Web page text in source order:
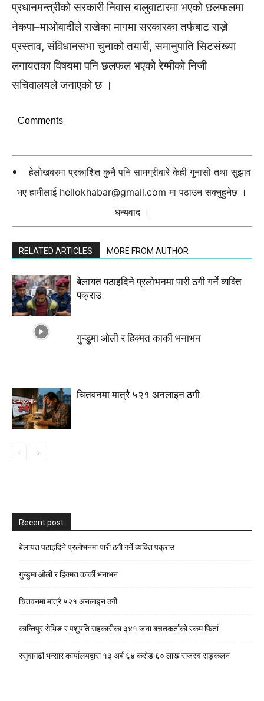
प्रधानमन्त्रीको सरकारी निवास बालुवाटारमा भएको छलफलमा
नेकपा–माओवादीले राखेका मागमा सरकारका तर्फबाट राख्ने
प्रस्ताव, संविधानसभा चुनाको तयारी, समानुपाति सिटसंख्या
लगायतका विषयमा पनि छलफल भएको रेग्मीको निजी
सचिवालयले जनाएको छ ।
Comments
हेलोखबरमा प्रकाशित कुनै पनि सामग्रीबारे केही गुनासो तथा सुझाव
भए हामीलाई hellokhabar@gmail.com मा पठाउन सक्नुहुनेछ ।
धन्यवाद ।
RELATED ARTICLES MORE FROM AUTHOR
बेलायत पठाइदिने प्रलाेभनमा पारी ठगी गर्ने व्यक्ति
पक्राउ
गुन्डुमा ओली र हिक्मत कार्की भनाभन
चितवनमा मात्रै ५२१ अनलाइन ठगी
Recent post
बेलायत पठाइदिने प्रलाेभनमा पारी ठगी गर्ने व्यक्ति पक्राउ
गुन्डुमा ओली र हिक्मत कार्की भनाभन
चितवनमा मात्रै ५२१ अनलाइन ठगी
कान्तिपुर सेभिङ र पशुपति सहकारीका ३४१ जना बचतकर्ताको रकम फिर्ता
रसुवागढी भन्सार कार्यालयद्वारा १३ अर्ब ६४ करोड ६० लाख राजस्व सङ्कलन